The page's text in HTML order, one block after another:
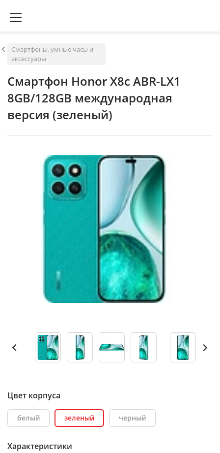
Смартфоны, умные часы и
аксессуары
Смартфон Honor X8c ABR-LX1
8GB/128GB международная
версия (зеленый)
Цвет корпуса
белый зеленый черный
Характеристики